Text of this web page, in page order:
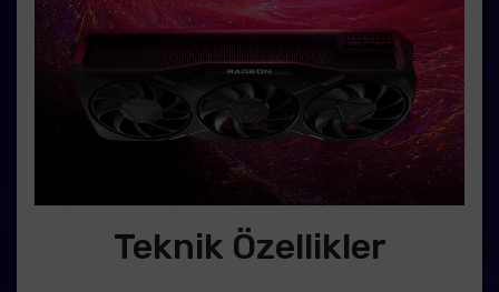
Teknik Özellikler